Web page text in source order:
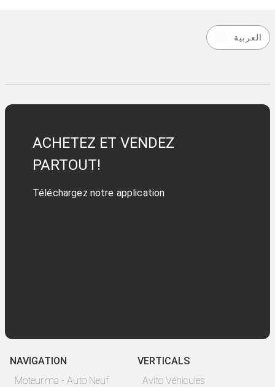
العربية
ACHETEZ ET VENDEZ
PARTOUT!
Téléchargez notre application
NAVIGATION
Moteur.ma - Auto Neuf
VERTICALS
Avito Véhicules